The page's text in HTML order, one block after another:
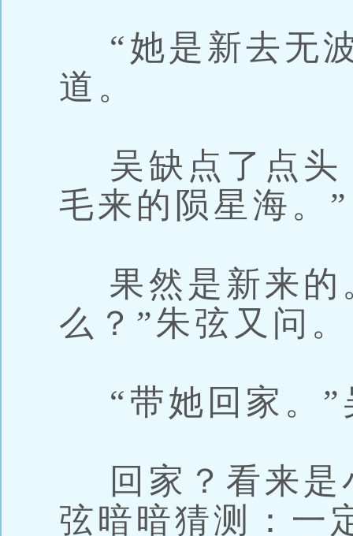
“她是新去无
道。
吴缺点了点头
毛来的陨星海。”
果然是新来的
么？”朱弦又问。
“带她回家。”
回家？看来是
弦暗暗猜测：一